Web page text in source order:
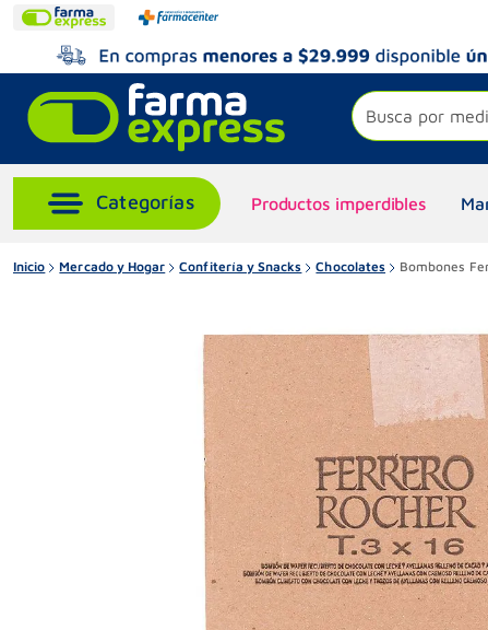
Busca por
Productos imperdibles
Inicio Mercado y Hogar Confitería y Snacks Chocolates Bombones